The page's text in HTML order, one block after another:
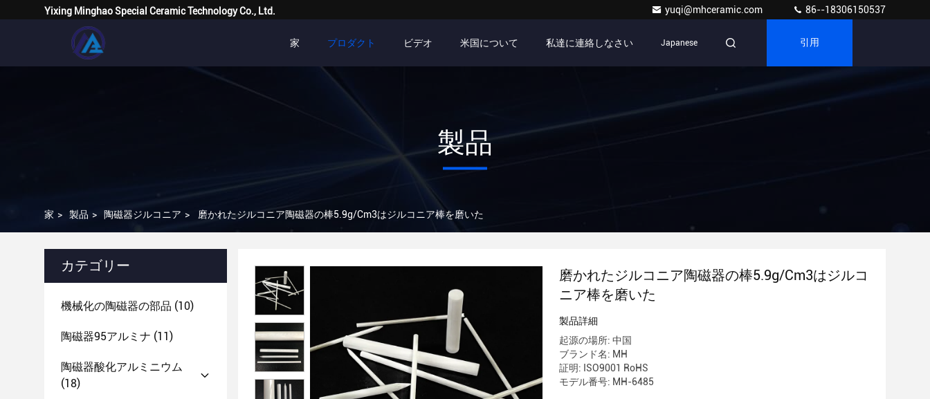
Yixing Minghao Special Ceramic Technology Co., Ltd. yuqi@mhceramic.com 86--18306150537
家 プロダクト ビデオ 米国について 私達に連絡しなさい Japanese 引用
製品
家 > 製品 > 陶磁器ジルコニア > 磨かれたジルコニア陶磁器の棒5.9g/Cm3はジルコニア棒を磨いた
カテゴリー
機械化の陶磁器の部品 (10)
陶磁器95アルミナ (11)
陶磁器酸化アルミニウム
(18)
磨かれたジルコニア陶磁器の棒5.9g/Cm3はジルコ
ニア棒を磨いた
製品詳細
起源の場所: 中国
ブランド名: MH
証明: ISO9001 RoHS
モデル番号: MH-6485